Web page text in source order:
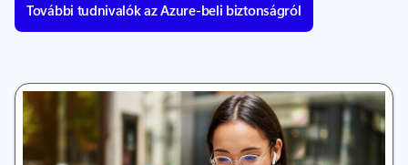
További tudnivalók az Azure-beli biztonságról